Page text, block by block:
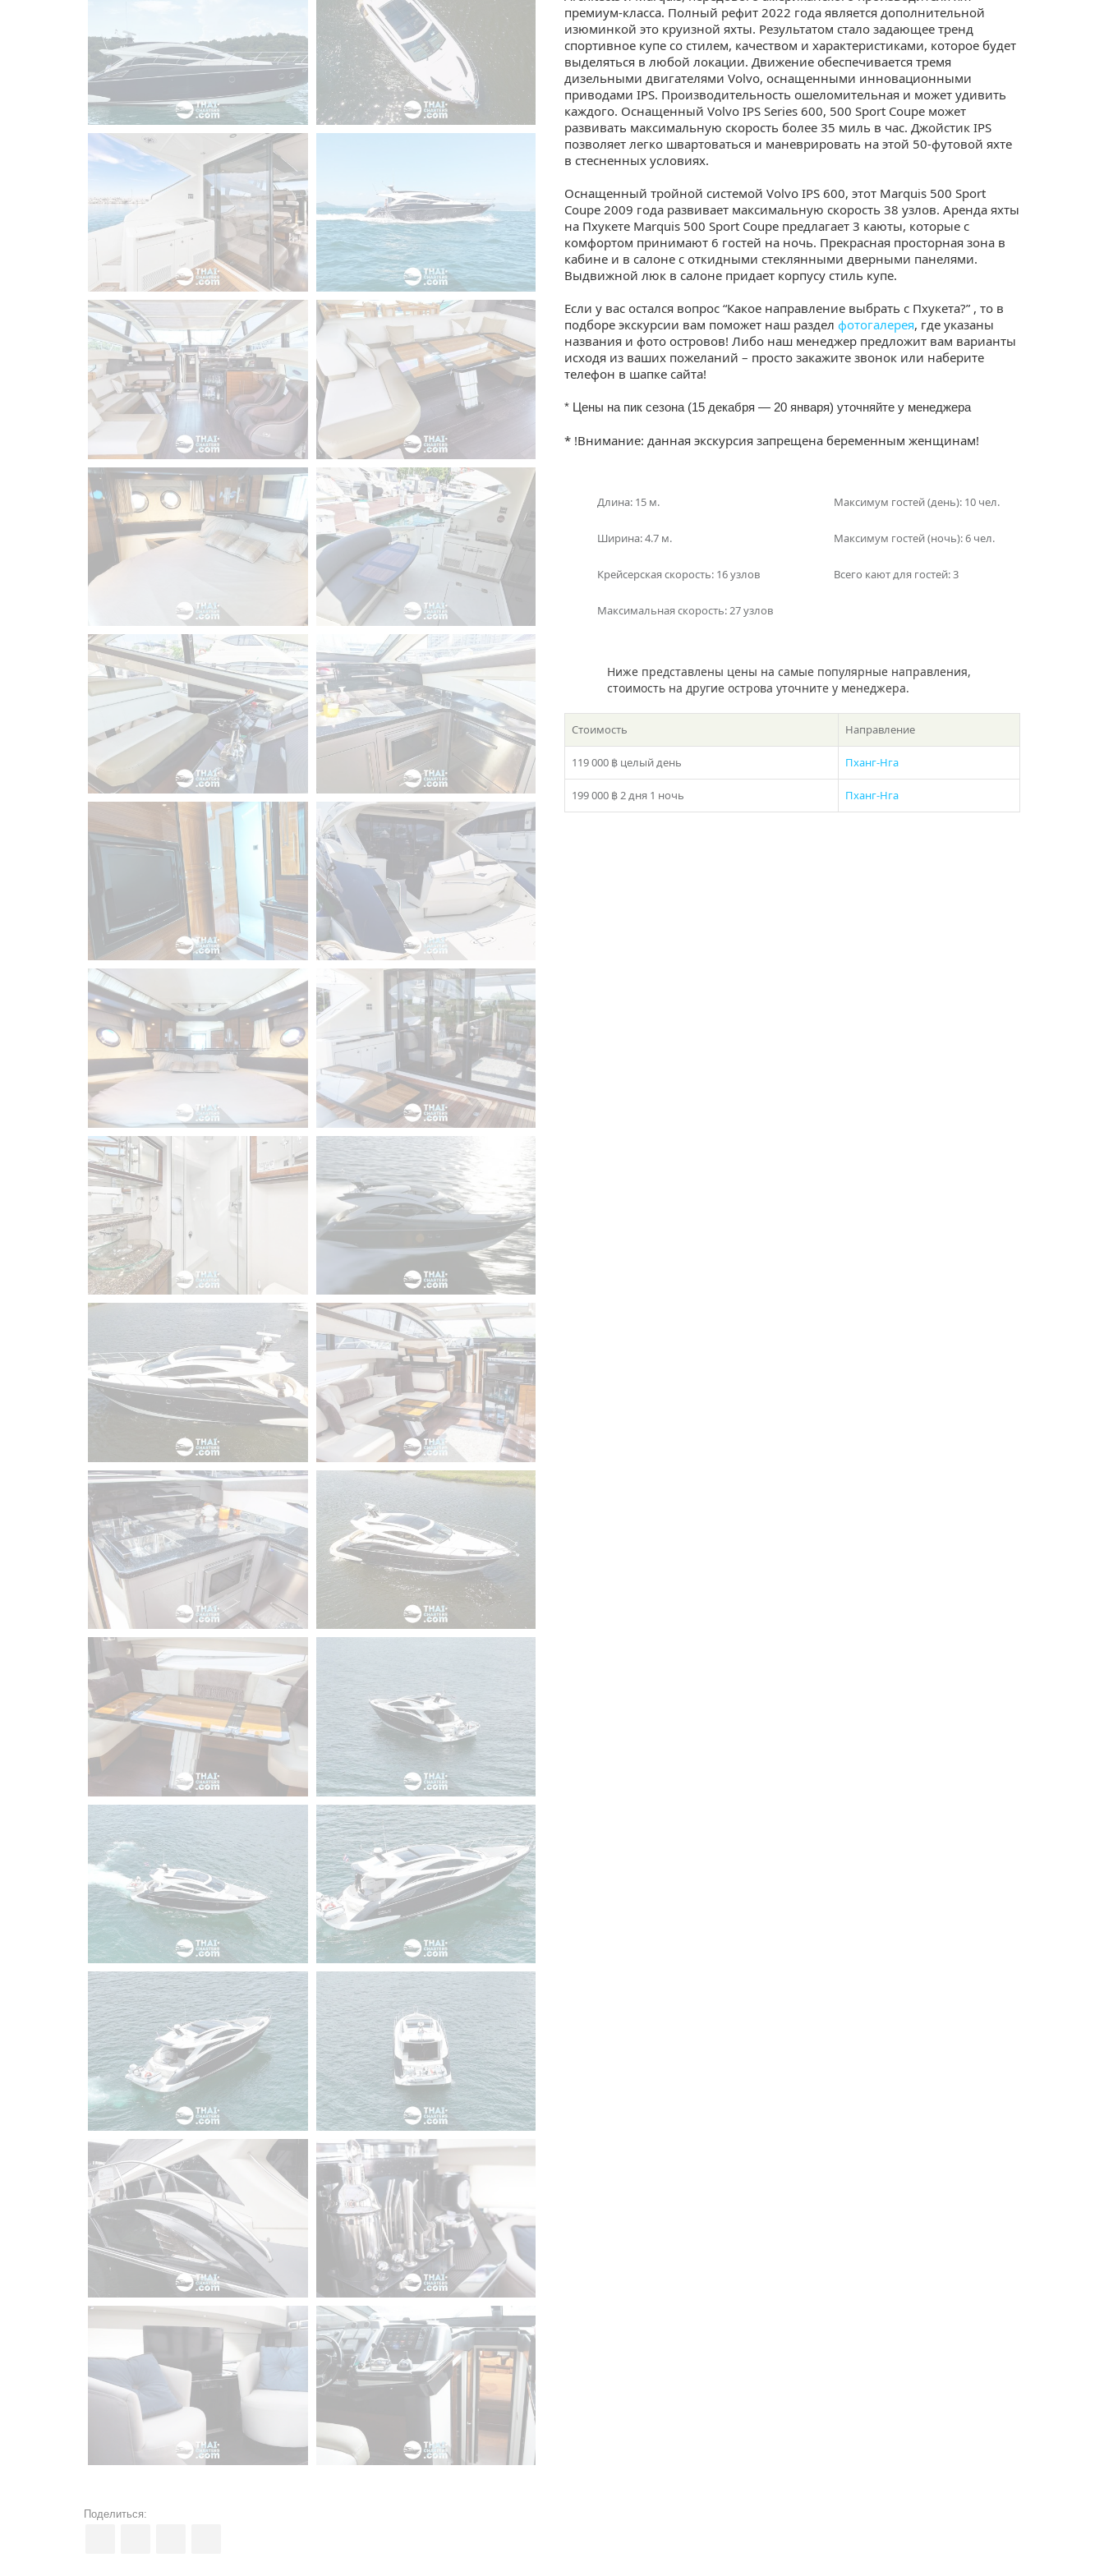
Поделиться:
премиум-класса. Полный рефит 2022 года является дополнительной
изюминкой это круизной яхты. Результатом стало задающее тренд
спортивное купе со стилем, качеством и характеристиками, которое будет
выделяться в любой локации. Движение обеспечивается тремя
дизельными двигателями Volvo, оснащенными инновационными
приводами IPS. Производительность ошеломительная и может удивить
каждого. Оснащенный Volvo IPS Series 600, 500 Sport Coupe может
развивать максимальную скорость более 35 миль в час. Джойстик IPS
позволяет легко швартоваться и маневрировать на этой 50-футовой яхте
в стесненных условиях.
Оснащенный тройной системой Volvo IPS 600, этот Marquis 500 Sport
Coupe 2009 года развивает максимальную скорость 38 узлов. Аренда яхты
на Пхукете Marquis 500 Sport Coupe предлагает 3 каюты, которые с
комфортом принимают 6 гостей на ночь. Прекрасная просторная зона в
кабине и в салоне с откидными стеклянными дверными панелями.
Выдвижной люк в салоне придает корпусу стиль купе.
Если у вас остался вопрос “Какое направление выбрать с Пхукета?” , то в
подборе экскурсии вам поможет наш раздел фотогалерея, где указаны
названия и фото островов! Либо наш менеджер предложит вам варианты
исходя из ваших пожеланий – просто закажите звонок или наберите
телефон в шапке сайта!
* Цены на пик сезона (15 декабря — 20 января) уточняйте у менеджера
* !Внимание: данная экскурсия запрещена беременным женщинам!
Длина: 15 м.
Ширина: 4.7 м.
Крейсерская скорость: 16 узлов
Максимальная скорость: 27 узлов
Максимум гостей (день): 10 чел.
Максимум гостей (ночь): 6 чел.
Всего кают для гостей: 3
Ниже представлены цены на самые популярные направления,
стоимость на другие острова уточните у менеджера.
Стоимость Направление
119 000 ฿ целый день Пханг-Нга
199 000 ฿2 дня 1 ночь Пханг-Нга